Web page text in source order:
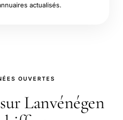
actualisés.
OUVERTES
Lanvénégen